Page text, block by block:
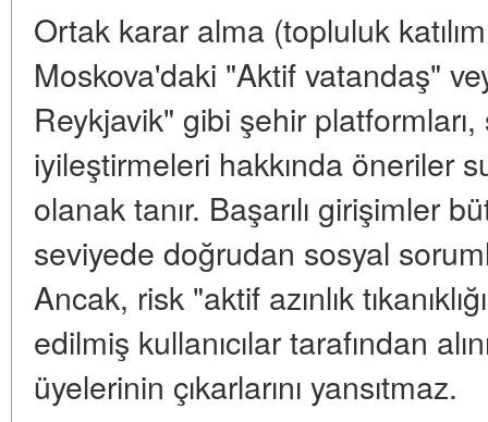
Ortak karar alma (topluluk
Moskova'daki "Aktif vatandaş"
Reykjavik" gibi şehir
iyileştirmeleri hakkında öneriler
olanak tanır. Başarılı girişimler
seviyede doğrudan sosyal
Ancak, risk "aktif azınlık
edilmiş kullanıcılar tarafından
üyelerinin çıkarlarını yansıtmaz.